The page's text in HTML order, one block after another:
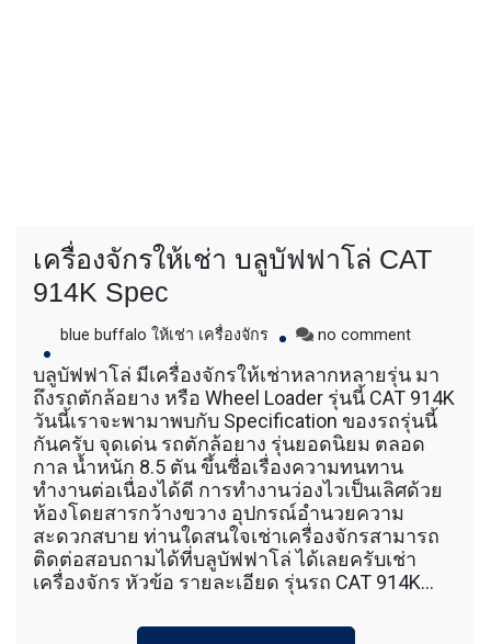
เครื่องจักรให้เช่า บลูบัฟฟาโล่ CAT
914K Spec
blue buffalo ให้เช่า เครื่องจักร no commenton
ให้
เช่า
บ
ลูบั
โล่
914K
Spec
บลูบัฟฟาโล่ มีเครื่องจักรให้เช่าหลากหลายรุ่น มา
ถึงรถตักล้อยาง หรือ Wheel Loader รุ่นนี้ CAT 914K
วันนี้เราจะพามาพบกับ Specification ของรถรุ่นนี้
กันครับ จุดเด่น รถตักล้อยาง รุ่นยอดนิยม ตลอด
กาล น้ำหนัก 8.5 ตัน ขึ้นชื่อเรื่องความทนทาน
ทำงานต่อเนื่องได้ดี การทำงานว่องไวเป็นเลิศด้วย
ห้องโดยสารกว้างขวาง อุปกรณ์อำนวยความ
สะดวกสบาย ท่านใดสนใจเช่าเครื่องจักรสามารถ
ติดต่อสอบถามได้ที่บลูบัฟฟาโล่ ได้เลยครับเช่า
เครื่องจักร หัวข้อ รายละเอียด รุ่นรถ CAT 914K…